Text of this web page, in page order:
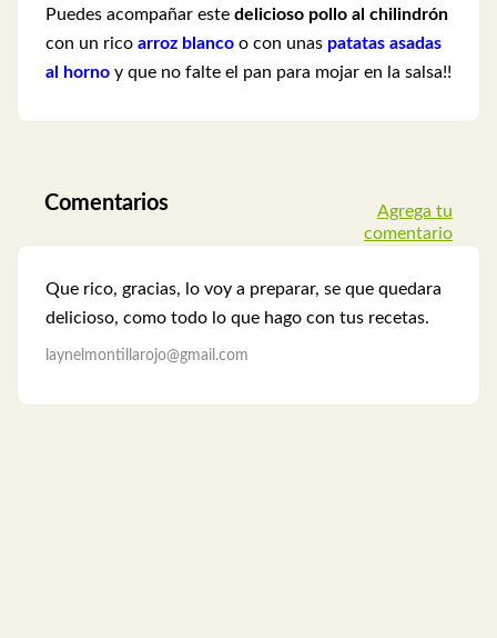
Puedes acompañar este delicioso pollo al chilindrón
con un rico arroz blanco o con unas patatas asadas
al horno y que no falte el pan para mojar en la salsa!!
Comentarios
Agrega tu
comentario
Que rico, gracias, lo voy a preparar, se que quedara
delicioso, como todo lo que hago con tus recetas.
laynelmontillarojo@gmail.com